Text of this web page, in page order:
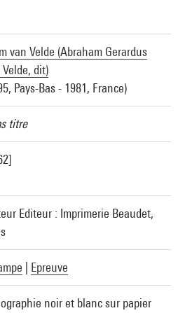
van Velde (Abraham Gerardus
dit)
Pays-Bas - 1981, France)
titre
Editeur : Imprimerie Beaudet,
Epreuve
noir et blanc sur papier